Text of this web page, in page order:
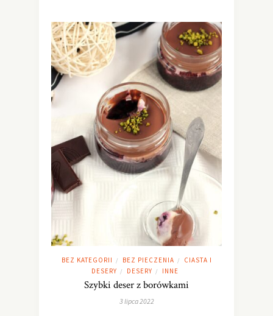
BEZ KATEGORII / BEZ PIECZENIA /
CIASTA I
DESERY / DESERY / INNE
Szybki deser z borówkami
3 lipca 2022